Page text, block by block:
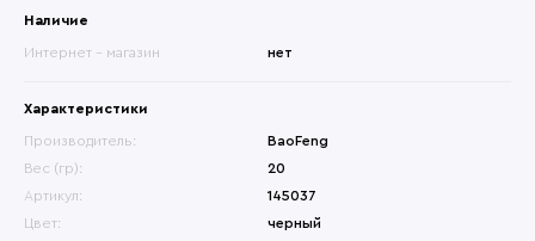
Наличие
Интернет - магазин нет
Характеристики
Производитель:
BaoFeng
Вес (гр):
20
Артикул:
145037
Цвет:
черный